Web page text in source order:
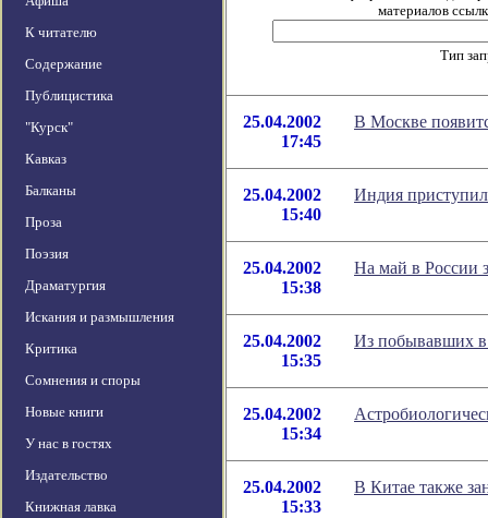
К читателю
Содержание
Публицистика
"Курск"
Кавказ
Балканы
Проза
Поэзия
Драматургия
Искания и размышления
Критика
Сомнения и споры
Новые книги
У нас в гостях
Издательство
Книжная лавка
материалов
Тип
25.04.2002
17:45
В Москве
25.04.2002
15:40
Индия
25.04.2002
15:38
На май в России
25.04.2002
15:35
Из побывавших в
25.04.2002
15:34
25.04.2002
15:33
В Китае также